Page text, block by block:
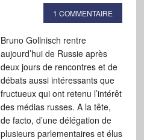
1 COMMENTAIRE
Bruno Gollnisch rentre
aujourd’hui de Russie après
deux jours de rencontres et de
débats aussi intéressants que
fructueux qui ont retenu l’intérêt
des médias russes. A la tête,
de facto, d’une délégation de
plusieurs parlementaires et élus